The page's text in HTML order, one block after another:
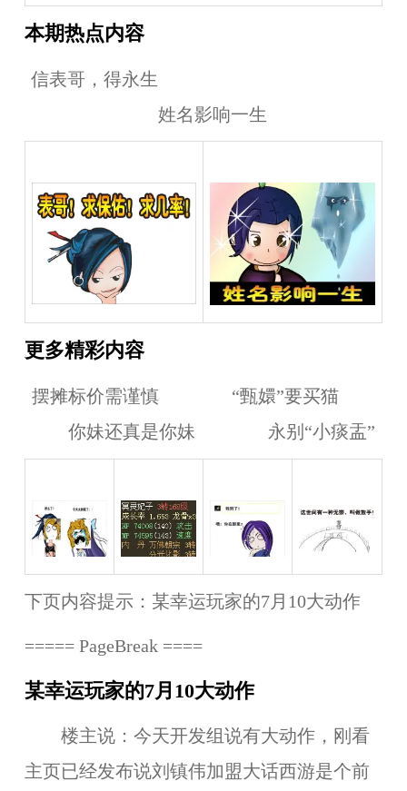
本期热点内容
信表哥，得永生
姓名影响一生
更多精彩内容
摆摊标价需谨慎 “甄嬛”要买猫
你妹还真是你妹 永别“小痰盂”
下页内容提示： 某幸运玩家的7月10大动作
===== PageBreak ====
某幸运玩家的7月10大动作
楼主说：今天开发组说有大动作，刚看
主页已经发布说刘镇伟加盟大话西游是个前